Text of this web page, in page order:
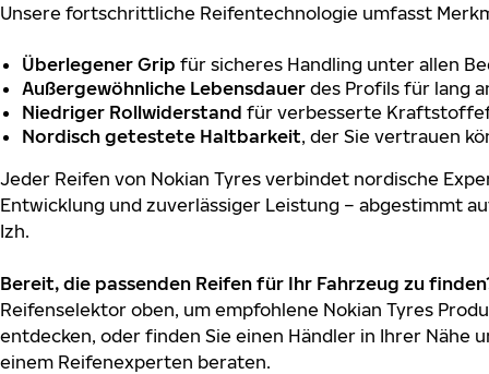
Unsere fortschrittliche Reifentechnologie umfasst
Überlegener Grip für sicheres Handling unter allen
Außergewöhnliche Lebensdauer des Profils für lang
Niedriger Rollwiderstand für verbesserte
Nordisch getestete Haltbarkeit, der Sie vertrauen
Jeder Reifen von Nokian Tyres verbindet nordische
Entwicklung und zuverlässiger Leistung – abgestimmt
Izh.
Bereit, die passenden Reifen für Ihr Fahrzeug zu
Reifenselektor oben, um empfohlene Nokian Tyres
entdecken, oder finden Sie einen Händler in Ihrer Nähe
einem Reifenexperten beraten.